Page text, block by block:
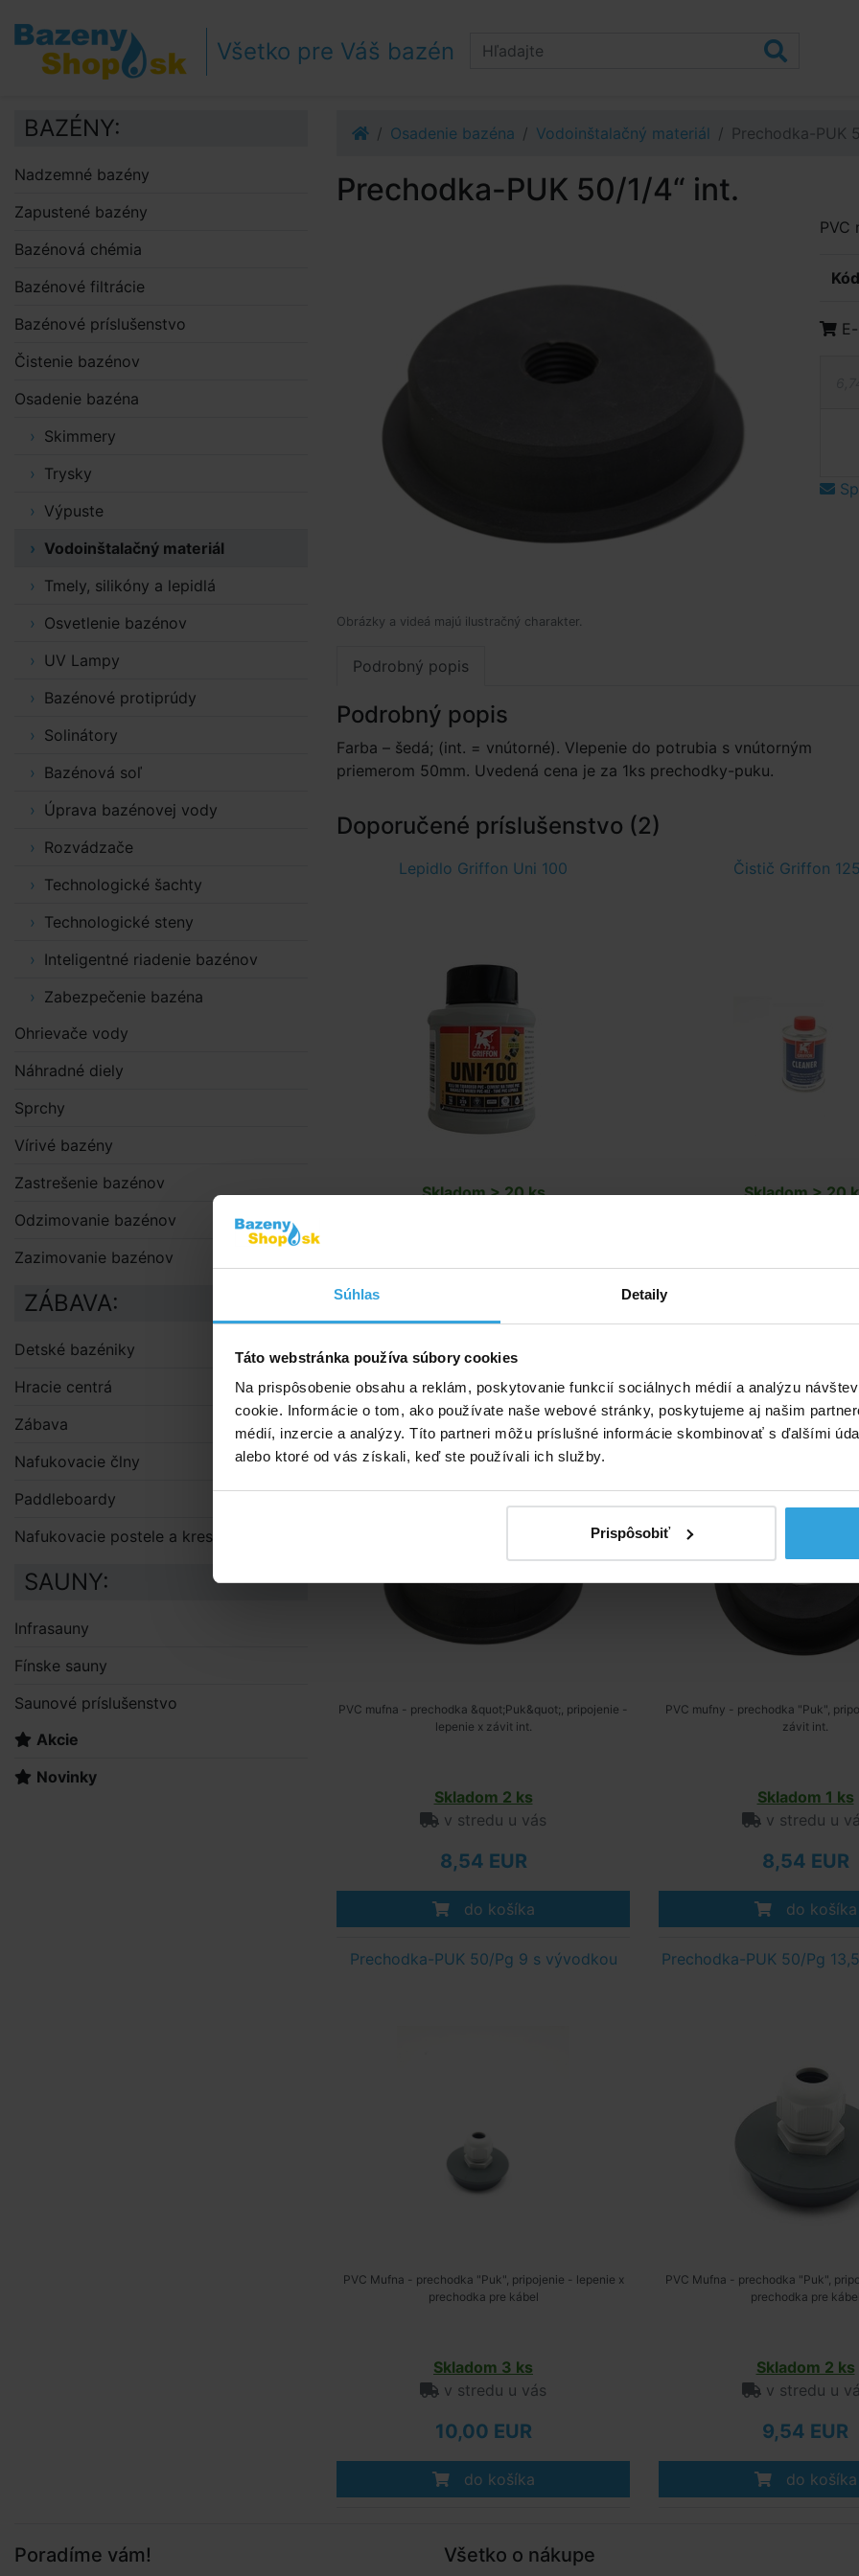
Súhlas Detaily
Táto webstránka používa súbory cookies
Na prispôsobenie obsahu a reklám, poskytovanie funkcií sociálnych médií a analýzu
cookie. Informácie o tom, ako používate naše webové stránky, poskytujeme aj našim
médií, inzercie a analýzy. Títo partneri môžu príslušné informácie skombinovať s ďalšími
alebo ktoré od vás získali, keď ste používali ich služby.
Prispôsobiť
Prejsť na obsah
Prejsť k bočnému stĺpci
Klávesové skratky
Všetko pre Váš bazén
Osadenie bazéna Vodoinštalačný materiál Prechodka-PUK
Prechodka-PUK 50/1/4“ int.
Obrázky a videá majú ilustračný charakter.
PVC
Podrobný popis
Podrobný popis
Farba – šedá; (int. = vnútorné). Vlepenie do potrubia s vnútorným
priemerom 50mm. Uvedená cena je za 1ks prechodky-puku.
Doporučené príslušenstvo (2)
Lepidlo Griffon Uni 100
Skladom > 20 ks
Čistič Griffon
Skladom > 20
Alternatívne produkty
Prechodka-PUK 50/1/2 &quot;int.
PVC mufna - prechodka &quot;Puk&quot;, pripojenie -
lepenie x závit int.
Skladom 2 ks
v stredu u vás
8,54 EUR
do košíka
Prechodka-PUK 50/
PVC mufny - prechodka "Puk",
závit int.
Skladom 1 ks
v stredu u
8,54 EUR
do košíka
Prechodka-PUK 50/Pg 9 s vývodkou
PVC Mufna - prechodka "Puk", pripojenie - lepenie x
prechodka pre kábel
Skladom 3 ks
v stredu u vás
10,00 EUR
do košíka
Prechodka-PUK 50/Pg
PVC Mufna - prechodka "Puk",
prechodka pre kábel
Skladom 2 ks
v stredu u
9,54 EUR
do košíka
BAZÉNY:
Nadzemné bazény
Zapustené bazény
Bazénová chémia
Bazénové filtrácie
Bazénové príslušenstvo
Čistenie bazénov
Osadenie bazéna
Skimmery
Trysky
Výpuste
Vodoinštalačný materiál
Tmely, silikóny a lepidlá
Osvetlenie bazénov
UV Lampy
Bazénové protiprúdy
Solinátory
Bazénová soľ
Úprava bazénovej vody
Rozvádzače
Technologické šachty
Technologické steny
Inteligentné riadenie bazénov
Zabezpečenie bazéna
Ohrievače vody
Náhradné diely
Sprchy
Vírivé bazény
Zastrešenie bazénov
Odzimovanie bazénov
Zazimovanie bazénov
ZÁBAVA:
Detské bazéniky
Hracie centrá
Zábava
Nafukovacie člny
Paddleboardy
Nafukovacie postele a kreslá
SAUNY:
Infrasauny
Fínske sauny
Saunové príslušenstvo
Akcie
Novinky
Poradíme vám! Všetko o nákupe